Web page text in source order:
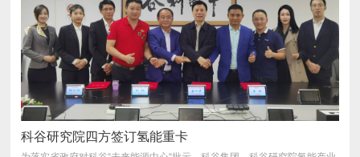
科谷研究院四方签订氢能重卡